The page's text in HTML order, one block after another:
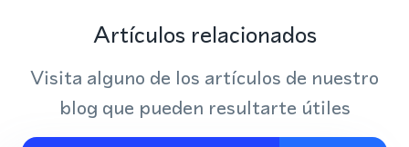
Artículos relacionados
Visita alguno de los artículos de nuestro
blog que pueden resultarte útiles